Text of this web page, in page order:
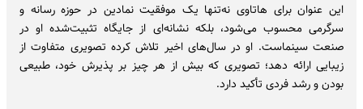
این عنوان برای هاتاوی نه‌تنها یک موفقیت نمادین در حوزه رسانه و
سرگرمی محسوب می‌شود، بلکه نشانه‌ای از جایگاه تثبیت‌شده او در
صنعت سینماست. او در سال‌های اخیر تلاش کرده تصویری متفاوت از
زیبایی ارائه دهد؛ تصویری که بیش از هر چیز بر پذیرش خود، طبیعی
بودن و رشد فردی تأکید دارد.